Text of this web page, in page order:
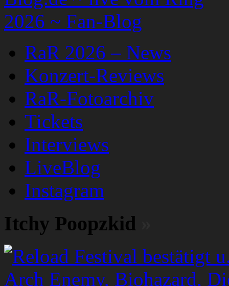
RaR 2026 – News
Konzert-Reviews
RaR-Fotoarchiv
Tickets
Interviews
LiveBlog
Instagram
Itchy Poopzkid